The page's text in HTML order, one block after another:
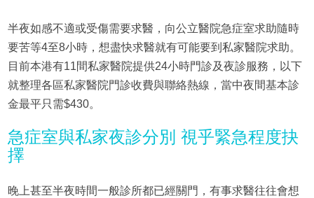
半夜如感不適或受傷需要求醫，向公立醫院急症室求助隨時
要苦等4至8小時，想盡快求醫就有可能要到私家醫院求助。
目前本港有11間私家醫院提供24小時門診及夜診服務，以下
就整理各區私家醫院門診收費與聯絡熱線，當中夜間基本診
金最平只需$430。
急症室與私家夜診分別 視乎緊急程度抉
擇
晚上甚至半夜時間一般診所都已經關門，有事求醫往往會想